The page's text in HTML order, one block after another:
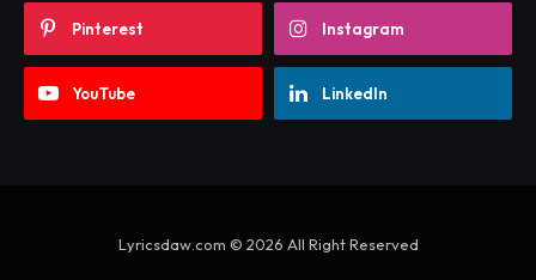
Pinterest Instagram
YouTube LinkedIn
Lyricsdaw.com © 2026 All Right Reserved